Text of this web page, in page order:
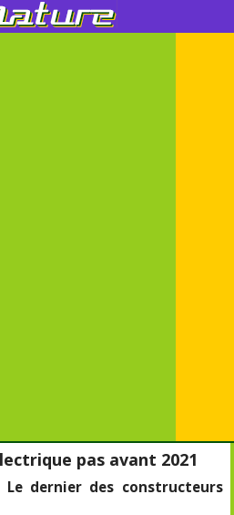
pas avant 2021
Le dernier des constructeurs